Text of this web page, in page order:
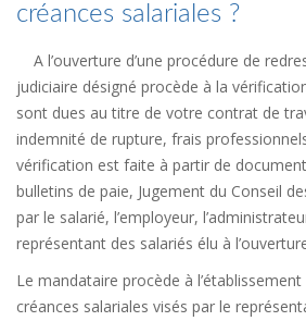
créances salariales ?
A l’ouverture d’une procédure de
judiciaire désigné procède à la
sont dues au titre de votre contrat de
indemnité de rupture, frais
vérification est faite à partir de
bulletins de paie, Jugement du Conseil
par le salarié, l’employeur,
représentant des salariés élu à
Le mandataire procède à
créances salariales visés par le